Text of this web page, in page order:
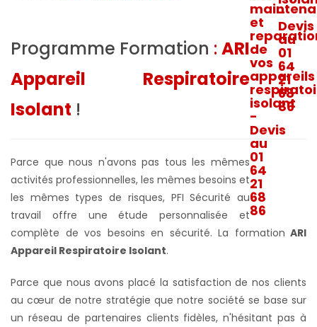
Programme Formation : ARI
Appareil Respiratoire
Isolant !
Parce que nous n'avons pas tous les mêmes
activités professionnelles, les mêmes besoins et
les mêmes types de risques, PFI Sécurité au
travail offre une étude personnalisée et
complète de vos besoins en sécurité. La formation ARI
Appareil Respiratoire Isolant.
Parce que nous avons placé la satisfaction de nos clients
au cœur de notre stratégie que notre société se base sur
un réseau de partenaires clients fidèles, n'hésitant pas à